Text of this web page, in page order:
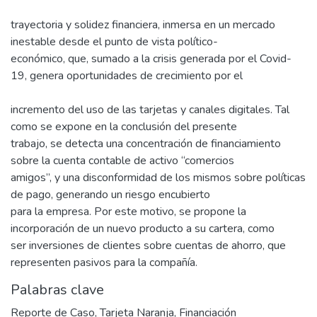
trayectoria y solidez financiera, inmersa en un mercado
inestable desde el punto de vista político-
económico, que, sumado a la crisis generada por el Covid-
19, genera oportunidades de crecimiento por el
incremento del uso de las tarjetas y canales digitales. Tal
como se expone en la conclusión del presente
trabajo, se detecta una concentración de financiamiento
sobre la cuenta contable de activo “comercios
amigos”, y una disconformidad de los mismos sobre políticas
de pago, generando un riesgo encubierto
para la empresa. Por este motivo, se propone la
incorporación de un nuevo producto a su cartera, como
ser inversiones de clientes sobre cuentas de ahorro, que
representen pasivos para la compañía.
Palabras clave
Reporte de Caso,Tarjeta Naranja, Financiación